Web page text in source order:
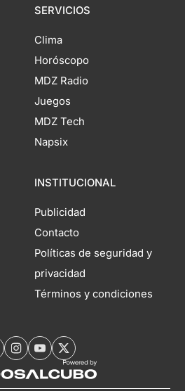
SERVICIOS
Clima
Horóscopo
MDZ Radio
Juegos
MDZ Tech
Napsix
INSTITUCIONAL
Publicidad
Contacto
Políticas de seguridad y
privacidad
Términos y condiciones